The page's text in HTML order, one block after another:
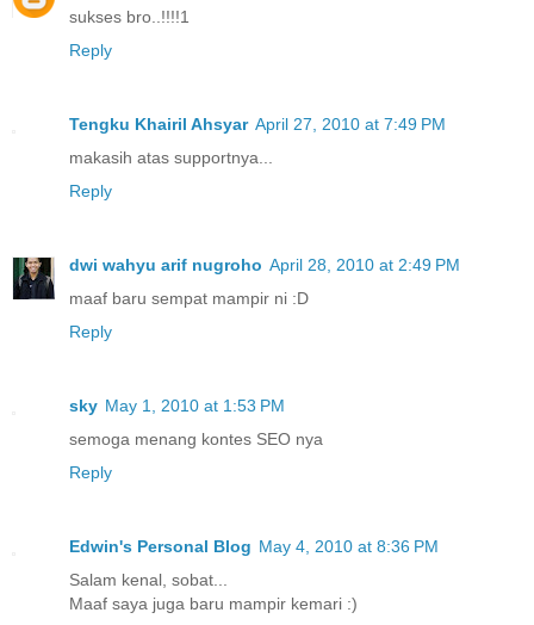
sukses bro..!!!!1
Reply
Tengku Khairil Ahsyar April 27, 2010 at 7:49 PM
makasih atas supportnya...
Reply
dwi wahyu arif nugroho April 28, 2010 at 2:49 PM
maaf baru sempat mampir ni :D
Reply
sky May 1, 2010 at 1:53 PM
semoga menang kontes SEO nya
Reply
Edwin's Personal Blog May 4, 2010 at 8:36 PM
Salam kenal, sobat...
Maaf saya juga baru mampir kemari :)